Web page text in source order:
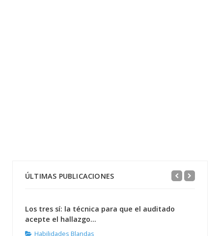
ÚLTIMAS PUBLICACIONES
Los tres sí: la técnica para que el auditado
acepte el hallazgo...
Habilidades Blandas